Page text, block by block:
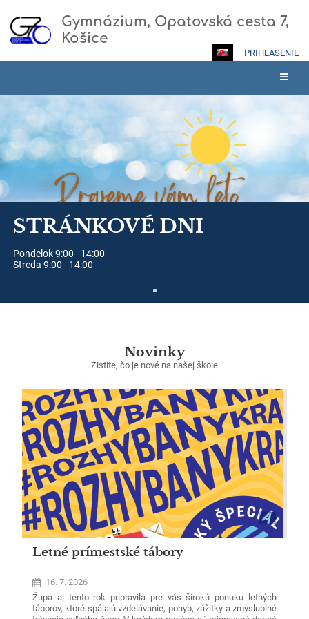
Gymnázium, Opatovská cesta 7,
Košice
PRIHLÁSENIE
Hlavná
stránka
STRÁNKOVÉ DNI
Pondelok 9:00 - 14:00
Streda 9:00 - 14:00
Novinky
Zistite, čo je nové na našej škole
Letné prímestské tábory
16. 7. 2026
Župa aj tento rok pripravila pre vás širokú ponuku letných
táborov, ktoré spájajú vzdelávanie, pohyb, zážitky a zmysluplné